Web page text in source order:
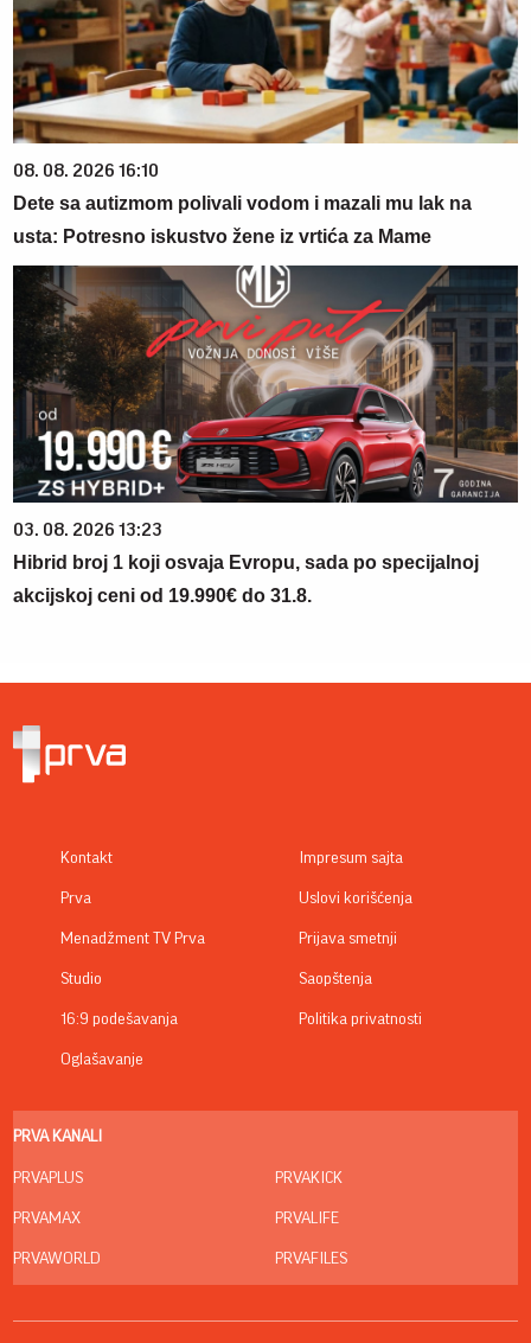
08. 08. 2026 16:10
Dete sa autizmom polivali vodom i mazali mu lak na
usta: Potresno iskustvo žene iz vrtića za Mame
03. 08. 2026 13:23
Hibrid broj 1 koji osvaja Evropu, sada po specijalnoj
akcijskoj ceni od 19.990€ do 31.8.
Kontakt
Prva
Menadžment TV Prva
Studio
16:9 podešavanja
Oglašavanje
Impresum sajta
Uslovi korišćenja
Prijava smetnji
Saopštenja
Politika privatnosti
PRVA KANALI
PRVAPLUS
PRVAMAX
PRVAWORLD
PRVAKICK
PRVALIFE
PRVAFILES